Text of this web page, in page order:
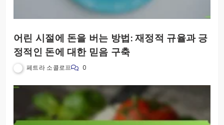
어린 시절에 돈을 버는 방법: 재정적 규율과 긍
정적인 돈에 대한 믿음 구축
페트라 소콜로프 0